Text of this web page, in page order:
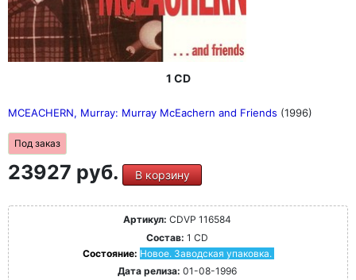
1 CD
MCEACHERN, Murray: Murray McEachern and Friends (1996)
Под заказ
23927 руб. В корзину
Артикул: CDVP 116584
Состав: 1 CD
Состояние: Новое. Заводская упаковка.
Дата релиза: 01-08-1996